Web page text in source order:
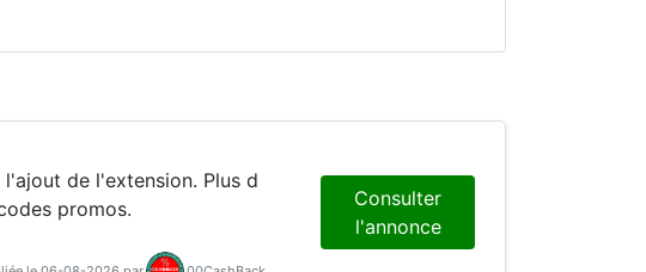
de l'extension. Plus d
promos.
Consulter
l'annonce